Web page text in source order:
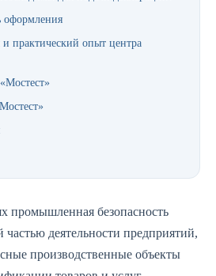
оформления
практический опыт центра
промышленная безопасность
частью деятельности предприятий,
производственные объекты